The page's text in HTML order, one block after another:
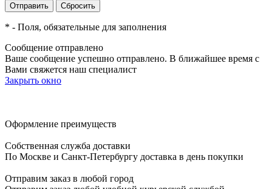
* - Поля, обязательные для заполнения
Сообщение отправлено
Ваше сообщение успешно отправлено. В ближайшее время с
Вами свяжется наш специалист
Закрыть окно
Оформление преимуществ
Собственная служба доставки
По Москве и Санкт-Петербургу доставка в день покупки
Отправим заказ в любой город